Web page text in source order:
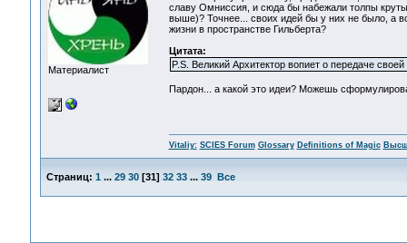
Материалист
славу Омниссия, и сюда бы набежали толпы
выше)? Точнее... своих идей бы у них не было, а
жизни в пространстве Гильберта?
Цитата:
P.S. Великий Архитектор вопиет о передаче
Пардон... а какой это идеи? Можешь
Vitaliy: SCIES Forum Glossary Definitions of Magic
Страниц: 1 ... 29 30[31] 32 33 ... 39 Все